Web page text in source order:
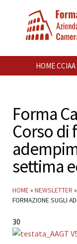
HOME CCIAA
Forma
Corso di
settima
HOME » NEWSLETTER »
FORMAZIONE SUGLI
30